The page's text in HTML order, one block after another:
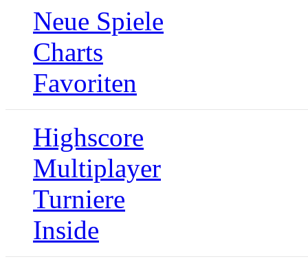
Neue Spiele
Charts
Favoriten
Highscore
Multiplayer
Turniere
Inside